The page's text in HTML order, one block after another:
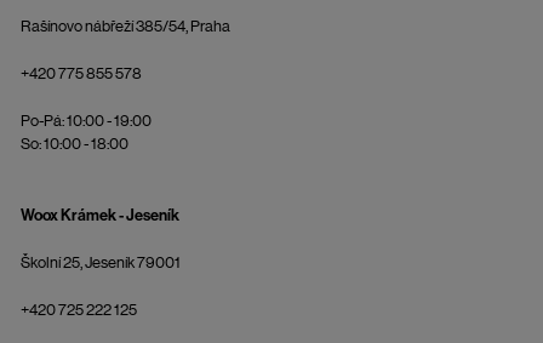
Rašínovo nábřeží 385/54, Praha
+420 775 855 578
Po-Pá: 10:00 - 19:00
So: 10:00 - 18:00
Woox Krámek - Jeseník
Školní 25, Jeseník 79001
+420 725 222 125